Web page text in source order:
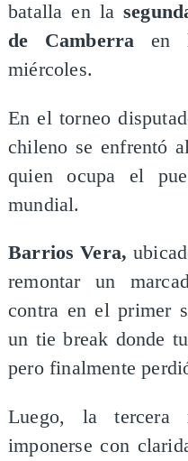
batalla en la
de Camberra en
miércoles.
En el torneo
chileno se enfrentó
quien ocupa el
mundial.
Barrios Vera,
remontar un
contra en el primer
un tie break donde
pero finalmente
Luego, la tercera
imponerse con